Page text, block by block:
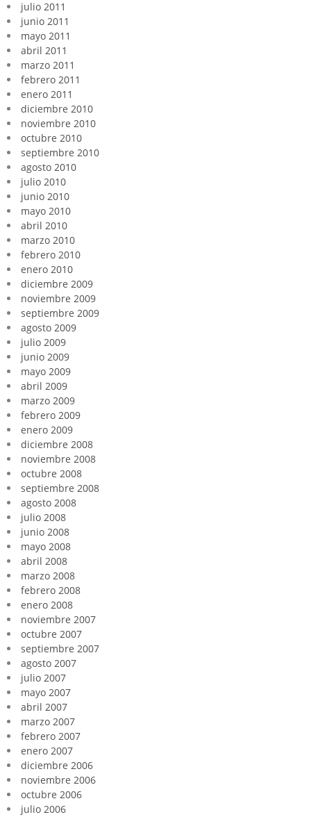
julio 2011
junio 2011
mayo 2011
abril 2011
marzo 2011
febrero 2011
enero 2011
diciembre 2010
noviembre 2010
octubre 2010
septiembre 2010
agosto 2010
julio 2010
junio 2010
mayo 2010
abril 2010
marzo 2010
febrero 2010
enero 2010
diciembre 2009
noviembre 2009
septiembre 2009
agosto 2009
julio 2009
junio 2009
mayo 2009
abril 2009
marzo 2009
febrero 2009
enero 2009
diciembre 2008
noviembre 2008
octubre 2008
septiembre 2008
agosto 2008
julio 2008
junio 2008
mayo 2008
abril 2008
marzo 2008
febrero 2008
enero 2008
noviembre 2007
octubre 2007
septiembre 2007
agosto 2007
julio 2007
mayo 2007
abril 2007
marzo 2007
febrero 2007
enero 2007
diciembre 2006
noviembre 2006
octubre 2006
julio 2006